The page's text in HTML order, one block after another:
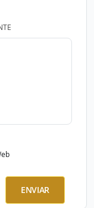
ENVIAR